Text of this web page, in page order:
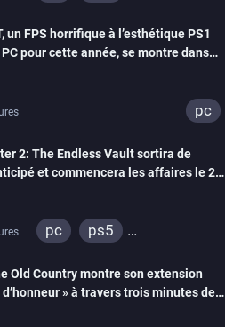
un FPS horrifique à l’esthétique PS1
pour cette année, se montre dans
pc
2: The Endless Vault sortira de
et commencera les affaires le 2
pc
ps5
Old Country montre son extension
d’honneur » à travers trois minutes de